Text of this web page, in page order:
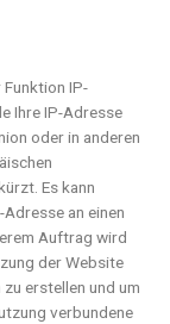
IP-
Ihre IP-Adresse
oder in anderen
Es kann
an einen
Auftrag wird
der Website
erstellen und um
verbundene